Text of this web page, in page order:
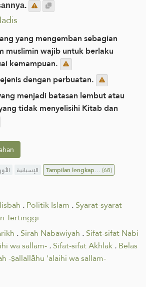
yang mengemban sebagian
muslimin wajib untuk berlaku
kemampuan.
dengan perbuatan.
menjadi batasan lembut atau
tidak menyelisihi Kitab dan
الإسبانية Tampilan lengkap...(68)
.Politik Islam .Syarat-syarat
Tertinggi
.Sirah Nabawiyah .Sifat-sifat Nabi
wa sallam-.Sifat-sifat Akhlak.Belas
-ṣallallāhu 'alaihi wa sallam-